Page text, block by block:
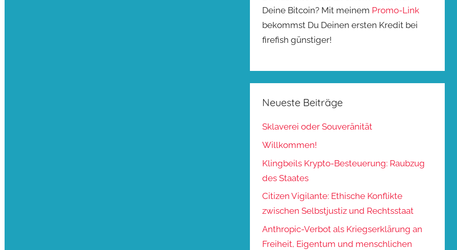
Deine Bitcoin? Mit meinem Promo-Link
bekommst Du Deinen ersten Kredit bei
firefish günstiger!
Neueste Beiträge
Sklaverei oder Souveränität
Willkommen!
Klingbeils Krypto-Besteuerung: Raubzug
des Staates
Citizen Vigilante: Ethische Konflikte
zwischen Selbstjustiz und Rechtsstaat
Anthropic-Verbot als Kriegserklärung an
Freiheit, Eigentum und menschlichen